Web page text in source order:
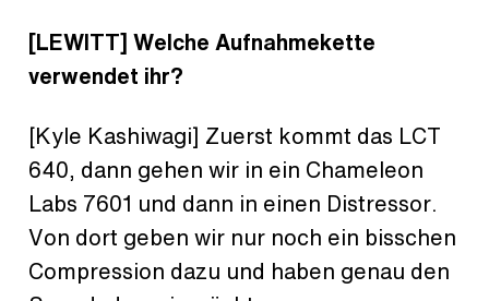
[LEWITT] Welche Aufnahmekette
verwendet ihr?
[Kyle Kashiwagi] Zuerst kommt das LCT
640, dann gehen wir in ein Chameleon
Labs 7601 und dann in einen Distressor.
Von dort geben wir nur noch ein bisschen
Compression dazu und haben genau den